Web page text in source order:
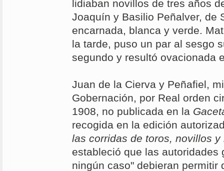
lidiaban novillos de tres años
Joaquín y Basilio Peñalver, de
encarnada, blanca y verde.
la tarde, puso un par al sesgo
segundo y resultó ovacionada
Juan de la Cierva y Peñafiel,
Gobernación, por Real orden
1908, no publicada en la
recogida en la edición
las corridas de toros, novillos y
estableció que las autoridades
ningún caso" debieran permitir